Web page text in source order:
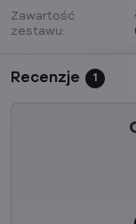
Zawartość
zestawu:
Recenzje 1